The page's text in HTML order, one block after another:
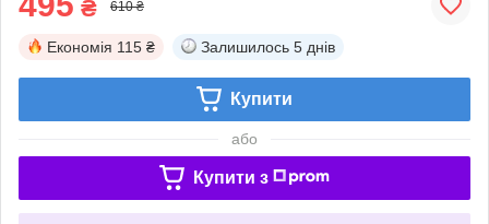
₴ 610 ₴
Економія 115 ₴ Залишилось 5 днів
Купити
або
Купити з